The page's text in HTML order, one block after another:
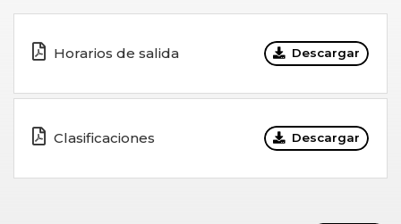
Horarios de salida Descargar
Clasificaciones Descargar